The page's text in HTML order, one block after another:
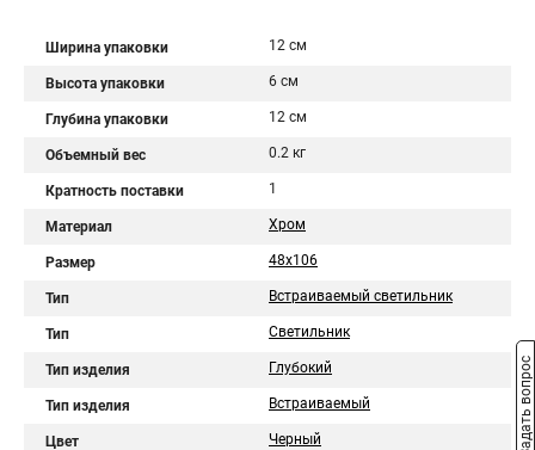
Ширина упаковки 12 см
Высота упаковки 6 см
Глубина упаковки 12 см
Объемный вес 0.2 кг
Кратность поставки 1
Материал Хром
Размер 48x106
Тип Встраиваемый светильник
Тип Светильник
Тип изделия Глубокий
Тип изделия Встраиваемый
Цвет Черный Задать вопрос